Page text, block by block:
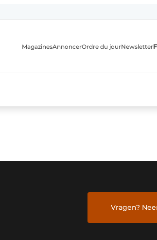
MagazinesAnnoncerOrdre du jourNewsletter
Vragen?